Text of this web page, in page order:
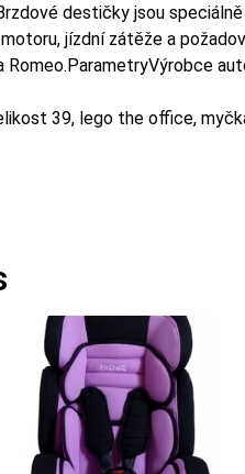
destičky jsou
jízdní zátěže a
Romeo.ParametryVýrobce
39, lego the office,